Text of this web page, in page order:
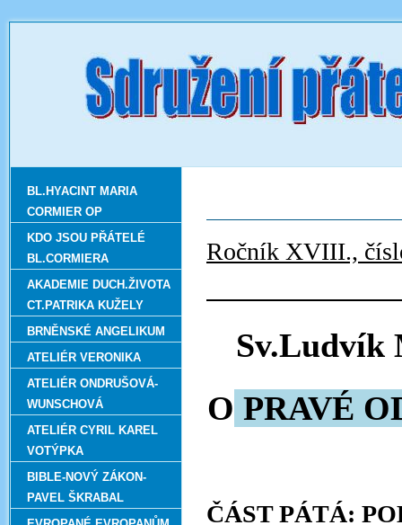
Sv.Ludvík
O PRAVÉ
ČÁST PÁTÁ:
BL.HYACINT MARIA
CORMIER OP
KDO JSOU PŘÁTELÉ
BL.CORMIERA
AKADEMIE DUCH.ŽIVOTA
CT.PATRIKA KUŽELY
BRNĚNSKÉ ANGELIKUM
ATELIÉR VERONIKA
ATELIÉR ONDRUŠOVÁ-
WUNSCHOVÁ
ATELIÉR CYRIL KAREL
VOTÝPKA
BIBLE-NOVÝ ZÁKON-
PAVEL ŠKRABAL